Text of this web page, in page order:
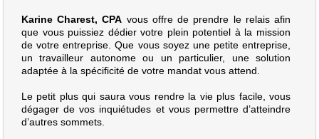
Karine Charest, CPA vous offre de prendre le relais afin
que vous puissiez dédier votre plein potentiel à la mission
de votre entreprise. Que vous soyez une petite entreprise,
un travailleur autonome ou un particulier, une solution
adaptée à la spécificité de votre mandat vous attend.
Le petit plus qui saura vous rendre la vie plus facile, vous
dégager de vos inquiétudes et vous permettre d’atteindre
d’autres sommets.